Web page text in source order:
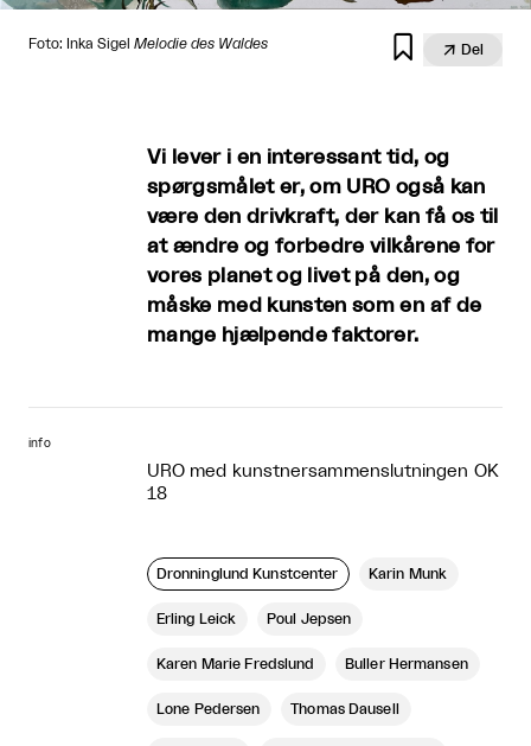
Foto: Inka Sigel Melodie des Waldes   Del
Vi lever i en interessant tid, og
spørgsmålet er, om URO også kan
være den drivkraft, der kan få os til
at ændre og forbedre vilkårene for
vores planet og livet på den, og
måske med kunsten som en af de
mange hjælpende faktorer.
info
URO med kunstnersammenslutningen OK
18
Dronninglund Kunstcenter Karin Munk
Erling Leick Poul Jepsen
Karen Marie Fredslund Buller Hermansen
Lone Pedersen Thomas Dausell